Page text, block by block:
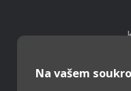
Na vašem